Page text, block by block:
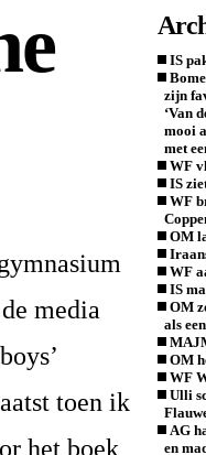
media
toen ik
het boek
IS
zijn
‘Van
mooi
met
WF
IS
WF
OM
WF
IS
OM
als
OM
WF
Ulli
AG
en